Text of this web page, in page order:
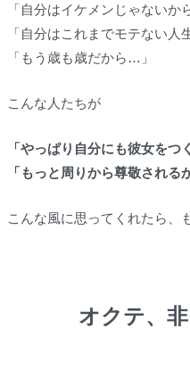
「自分はイケメンじゃないか
「自分はこれまでモテない人
「もう歳も歳だから…」
こんな人たちが
「やっぱり自分にも彼女をつ
「もっと周りから尊敬される
こんな風に思ってくれたら、
オクテ、